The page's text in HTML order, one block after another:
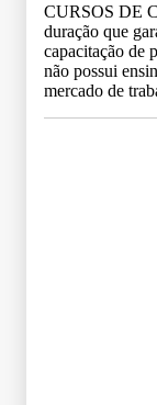
CURSOS DE
duração que
capacitação de
não possui
mercado de